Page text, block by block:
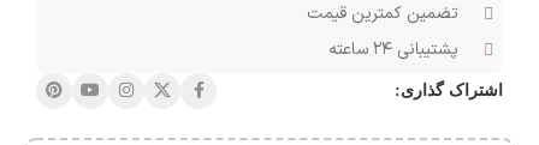
تضمین کمترین قیمت
پشتیبانی ۲۴ ساعته
اشتراک گذاری: